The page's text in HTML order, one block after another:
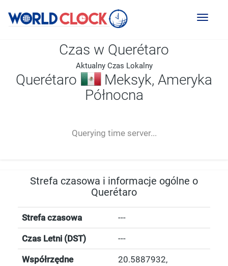
Toggle
Czas w Querétaro
Aktualny Czas Lokalny
Querétaro
Meksyk, Ameryka
Północna
Querying time server...
-- ---- ----
Strefa czasowa i informacje ogólne o
Querétaro
Strefa czasowa ---
Czas Letni (DST) ---
Współrzędne 20.5887932,